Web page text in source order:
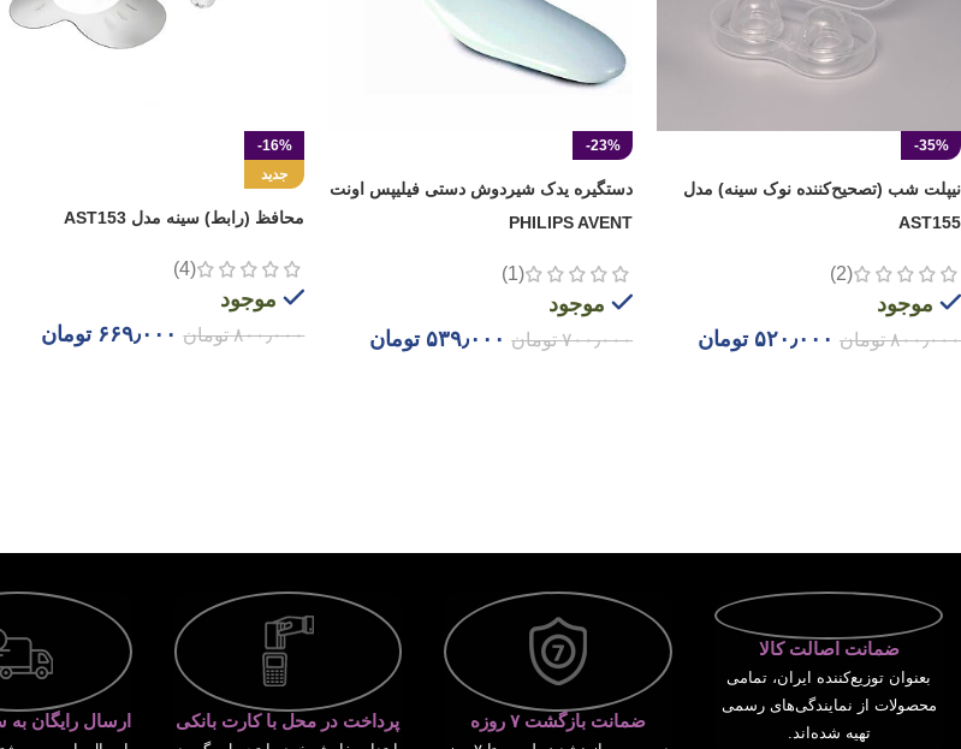
-35%
نیپلت شب (تصحیح‌کننده نوک سینه) مدل
AST155
(2)
موجود
۸۰۰٫۰۰۰ تومان ۵۲۰٫۰۰۰ تومان
-23%
دستگیره یدک شیردوش دستی فیلیپس اونت
PHILIPS AVENT
(1)
موجود
۷۰۰٫۰۰۰ تومان ۵۳۹٫۰۰۰ تومان
-16%
جدید
محافظ (رابط) سینه مدل AST153
(4)
موجود
۸۰۰٫۰۰۰ تومان ۶۶۹٫۰۰۰ تومان
ضمانت اصالت کالا
بعنوان توزیع‌کننده ایران، تمامی
محصولات از نمایندگی‌های رسمی
تهیه شده‌اند.
ضمانت بازگشت ۷ روزه پرداخت در محل با کارت بانکی ارسال رایگان